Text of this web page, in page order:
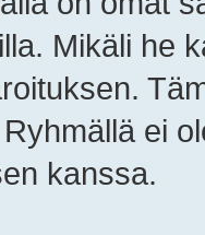
Mikäli he
ei
kanssa.